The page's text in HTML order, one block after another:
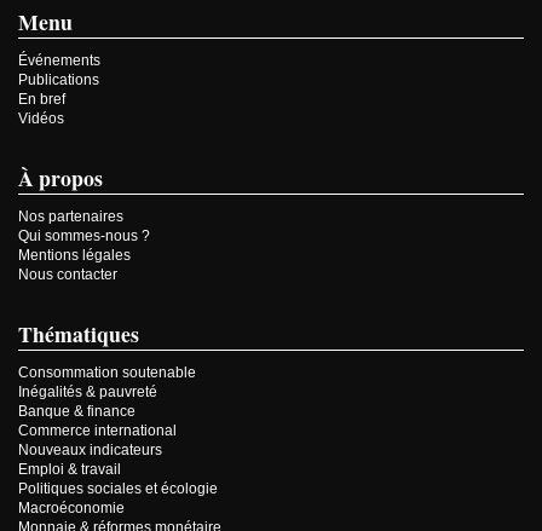
Menu
Événements
Publications
En bref
Vidéos
À propos
Nos partenaires
Qui sommes-nous ?
Mentions légales
Nous contacter
Thématiques
Consommation soutenable
Inégalités & pauvreté
Banque & finance
Commerce international
Nouveaux indicateurs
Emploi & travail
Politiques sociales et écologie
Macroéconomie
Monnaie & réformes monétaire